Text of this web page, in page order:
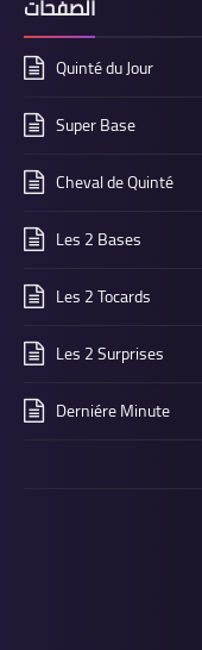
الصفحات
Quinté du Jour
Super Base
Cheval de Quinté
Les 2 Bases
Les 2 Tocards
Les 2 Surprises
Derniére Minute